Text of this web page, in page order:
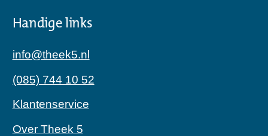
Handige links
info@theek5.nl
(085) 744 10 52
Klantenservice
Over Theek 5